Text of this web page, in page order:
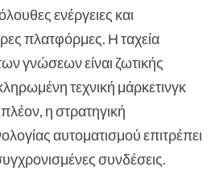
ενέργειες και
πλατφόρμες. Η ταχεία
γνώσεων είναι ζωτικής
τεχνική μάρκετινγκ
η στρατηγική
αυτοματισμού επιτρέπει
συνδέσεις.